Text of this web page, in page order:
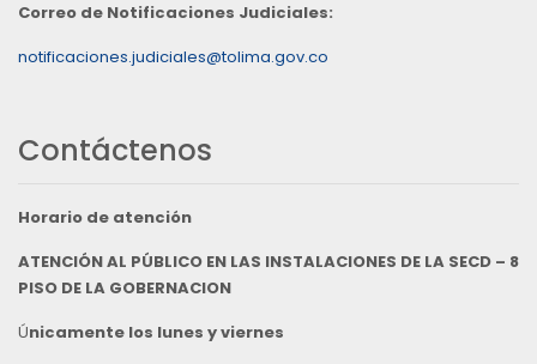
Correo de Notificaciones Judiciales:
notificaciones.judiciales@tolima.gov.co
Contáctenos
Horario de atención
ATENCIÓN AL PÚBLICO EN LAS INSTALACIONES DE LA SECD – 8
PISO DE LA GOBERNACION
Únicamente los lunes y viernes